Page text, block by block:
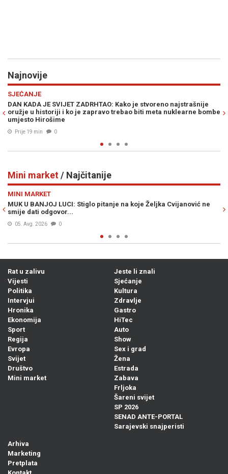
Najnovije
Kako je stvoreno najstrašnije
trebao biti meta nuklearne bombe
LJUBIŠA ĆOSIĆ SE PRAVDA
nakon pucnjava je
Previous
Mini market/ Najčitanije
Stiglo pitanje na koje Željka Cvijanović ne
ŠOK VIJEST KOJA JE
Rat u zalivu
Vijesti
Politika
Intervjui
Hronika
Ekonomija
Sport
Regija
Evropa
Svijet
Društvo
Mini market
Jeste li znali
Sjećanje
Kultura
Zdravlje
Gastro
HiTec
Auto
Show
Sex i grad
Žena
Estrada
Zabava
Frljoka
Šareni svijet
SP 2026
SENAD ANTE-PORTAL
Sarajevski snajperisti
Arhiva
Marketing
Pretplata